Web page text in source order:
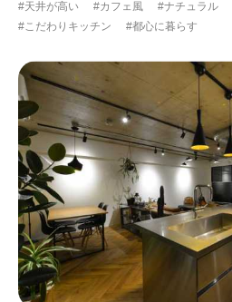
#天井が高い #カフェ風 #ナチュラル
#こだわりキッチン
#都心に暮らす